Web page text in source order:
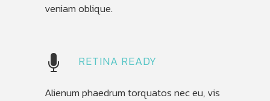
veniam oblique.
RETINA READY
Alienum phaedrum torquatos nec eu, vis